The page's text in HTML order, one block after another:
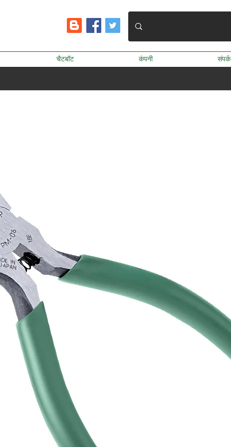
चैटबॉट कंपनी संपर्क